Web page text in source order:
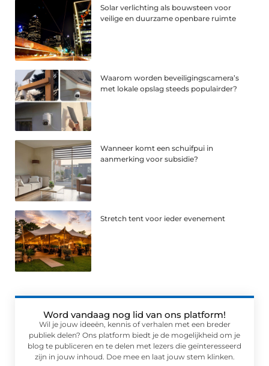
Solar verlichting als bouwsteen voor
veilige en duurzame openbare ruimte
Waarom worden beveiligingscamera’s
met lokale opslag steeds populairder?
Wanneer komt een schuifpui in
aanmerking voor subsidie?
Stretch tent voor ieder evenement
Word vandaag nog lid van ons platform!
Wil je jouw ideeën, kennis of verhalen met een breder
publiek delen? Ons platform biedt je de mogelijkheid om je
blog te publiceren en te delen met lezers die geïnteresseerd
zijn in jouw inhoud. Doe mee en laat jouw stem klinken.